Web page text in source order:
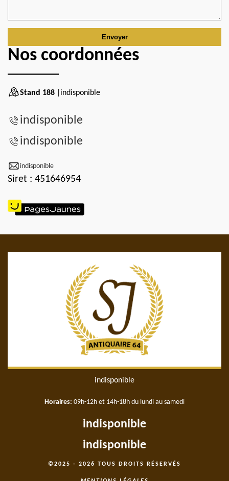
Nos coordonnées
Stand 188 |indisponible
indisponible
indisponible
indisponible
Siret : 451646954
indisponible
Horaires: 09h-12h et 14h-18h du lundi au samedi
indisponible
indisponible
©2025 - 2026 TOUS DROITS RÉSERVÉS